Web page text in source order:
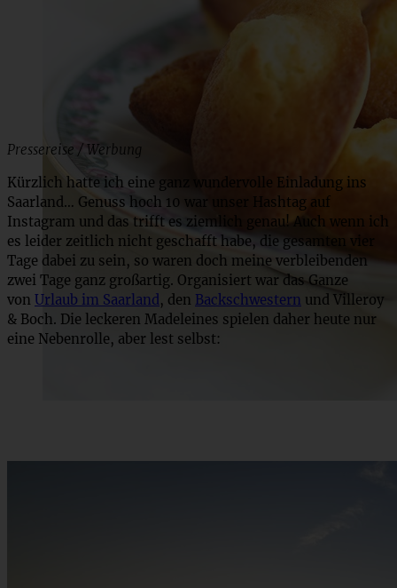
Pressereise / Werbung
Kürzlich hatte ich eine ganz wundervolle Einladung ins
Saarland… Genuss hoch 10 war unser Hashtag auf
Instagram und das trifft es ziemlich genau! Auch wenn ich
es leider zeitlich nicht geschafft habe, die gesamten vier
Tage dabei zu sein, so waren doch meine verbleibenden
zwei Tage ganz großartig. Organisiert war das Ganze
von Urlaub im Saarland , den Backschwestern und Villeroy
& Boch. Die leckeren Madeleines spielen daher heute nur
eine Nebenrolle, aber lest selbst: